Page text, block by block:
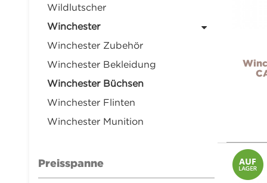
Wildlutscher
Winchester
Winchester Zubehör
Winchester Bekleidung
Winchester Büchsen
Winchester Flinten
Winchester Munition
Preisspanne